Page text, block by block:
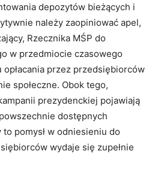
depozytów bieżących i
należy zaopiniować apel,
Rzecznika MŚP do
w przedmiocie czasowego
przez przedsiębiorców
społeczne. Obok tego,
prezydenckiej pojawiają
dostępnych
pomysł w odniesieniu do
wydaje się zupełnie